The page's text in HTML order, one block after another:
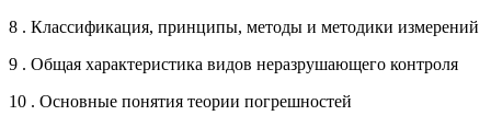
8 . Классификация, принципы, методы и методики измерений
9 . Общая характеристика видов неразрушающего контроля
10 . Основные понятия теории погрешностей